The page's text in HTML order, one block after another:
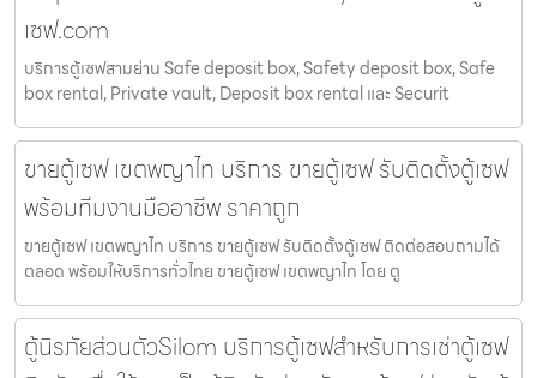
เซฟ.com
บริการตู้เซฟสามย่าน Safe deposit box, Safety deposit box, Safe
box rental, Private vault, Deposit box rental และ Securit
ขายตู้เซฟ เขตพญาไท บริการ ขายตู้เซฟ รับติดตั้งตู้เซฟ
พร้อมทีมงานมืออาชีพ ราคาถูก
ขายตู้เซฟ เขตพญาไท บริการ ขายตู้เซฟ รับติดตั้งตู้เซฟ ติดต่อสอบถามได้
ตลอด พร้อมให้บริการทั่วไทย ขายตู้เซฟ เขตพญาไท โดย ตู
ตู้นิรภัยส่วนตัวSilom บริการตู้เซฟสำหรับการเช่าตู้เซฟ